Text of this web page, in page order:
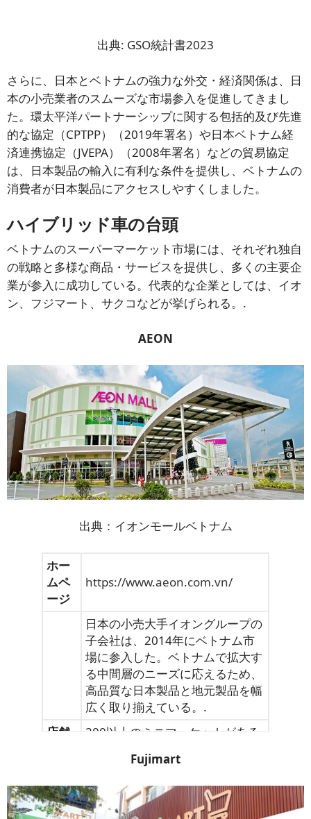
出典: GSO統計書2023
さらに、日本とベトナムの強力な外交・経済関係は、日
本の小売業者のスムーズな市場参入を促進してきまし
た。環太平洋パートナーシップに関する包括的及び先進
的な協定（CPTPP）（2019年署名）や日本ベトナム経
済連携協定（JVEPA）（2008年署名）などの貿易協定
は、日本製品の輸入に有利な条件を提供し、ベトナムの
消費者が日本製品にアクセスしやすくしました。
ハイブリッド車の台頭
ベトナムのスーパーマーケット市場には、それぞれ独自
の戦略と多様な商品・サービスを提供し、多くの主要企
業が参入に成功している。代表的な企業としては、イオ
ン、フジマート、サクコなどが挙げられる。.
AEON
出典：イオンモールベトナム
ホー
ムペ
ージ
https://www.aeon.com.vn/
日本の小売大手イオングループの
子会社は、2014年にベトナム市
場に参入した。ベトナムで拡大す
る中間層のニーズに応えるため、
高品質な日本製品と地元製品を幅
広く取り揃えている。.
店舗
200以上のミニマーケットがある
ンエ
リア
ホーチミン市、ハノイ
Fujimart